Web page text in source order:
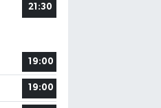
21:30
19:00
19:00